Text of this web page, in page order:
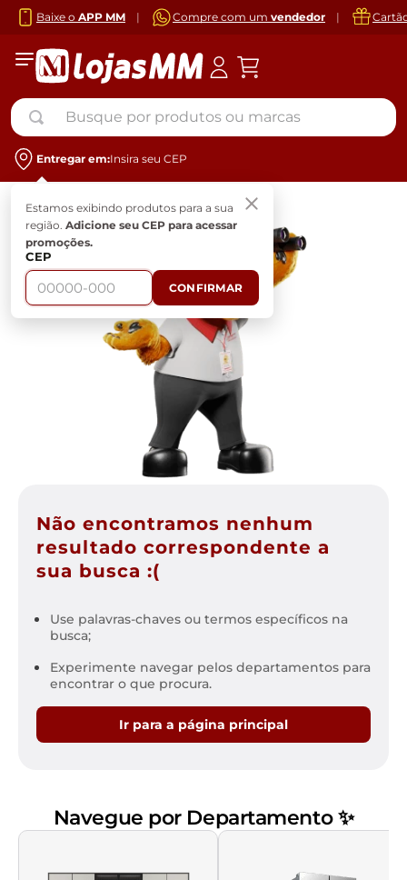
Baixe o APP MM | Compre com um vendedor |
Busque por produtos ou marcas
Entregar em:Insira seu CEP
Estamos exibindo produtos para a sua
região. Adicione seu CEP para acessar
promoções.
CEP
CONFIRMAR
Não encontramos nenhum
resultado correspondente a
sua busca :(
Use palavras-chaves ou termos específicos na
busca;
Experimente navegar pelos departamentos para
encontrar o que procura.
Ir para a página principal
Navegue por Departamento ✨